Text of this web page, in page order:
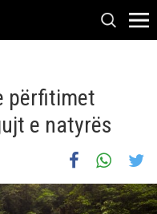
përfitimet
e natyrës